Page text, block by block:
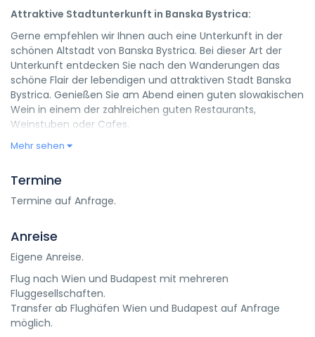
Attraktive Stadtunterkunft in Banska Bystrica:
Gerne empfehlen wir Ihnen auch eine Unterkunft in der
schönen Altstadt von Banska Bystrica. Bei dieser Art der
Unterkunft entdecken Sie nach den Wanderungen das
schöne Flair der lebendigen und attraktiven Stadt Banska
Bystrica. Genießen Sie am Abend einen guten slowakischen
Wein in einem der zahlreichen guten Restaurants,
Weinstuben oder Cafes.
Mehr sehen
Termine
Termine auf Anfrage.
Anreise
Eigene Anreise.
Flug nach Wien und Budapest mit mehreren
Fluggesellschaften.
Transfer ab Flughäfen Wien und Budapest auf Anfrage
möglich.